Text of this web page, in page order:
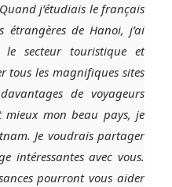
j’étudiais le français
étrangères de Hanoi, j’ai
secteur touristique et
tous les magnifiques sites
de voyageurs
mieux mon beau pays, je
Je voudrais partager
intéressantes avec vous.
pourront vous aider